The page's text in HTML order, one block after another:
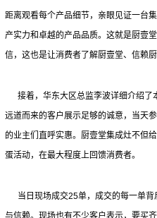
距离观看每个产品细节，亲眼见证一台
产实力和卓越的产品品质。这就是厨壹
信，这也是让消费者了解厨壹堂、信赖
接着，华东大区总监李波详细介绍了
远道而来的客户展示足够的诚意，当天
的业主们直呼实惠。厨壹堂集成灶不但
蛋活动，在最大程度上回馈消费者。
当日现场成交25单，成交的每一单背
与信赖。现场也有不少客户表示，要买